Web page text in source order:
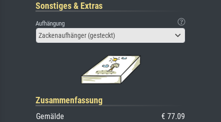
Sonstiges & Extras
Aufhängung
Zackenaufhänger (gesteckt)
Zusammenfassung
Gemälde
€ 77.09